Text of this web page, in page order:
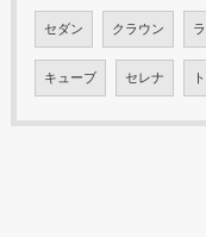
セダン クラウン
キューブ セレナ